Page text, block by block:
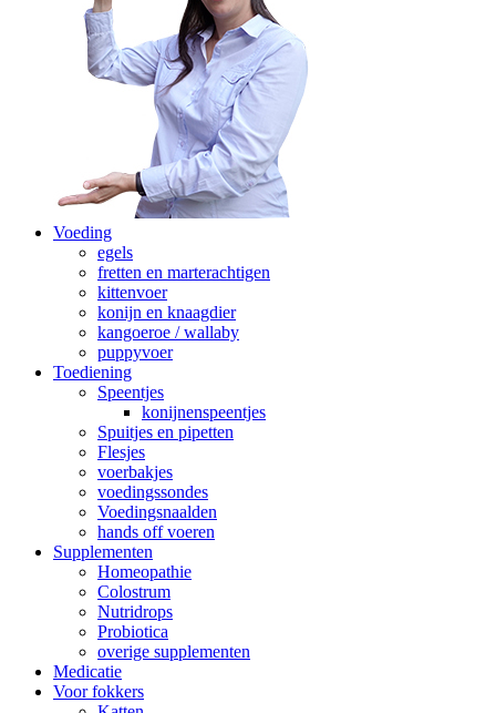
Voeding
egels
fretten en marterachtigen
kittenvoer
konijn en knaagdier
kangoeroe / wallaby
puppyvoer
Toediening
Speentjes
konijnenspeentjes
Spuitjes en pipetten
Flesjes
voerbakjes
voedingssondes
Voedingsnaalden
hands off voeren
Supplementen
Homeopathie
Colostrum
Nutridrops
Probiotica
overige supplementen
Medicatie
Voor fokkers